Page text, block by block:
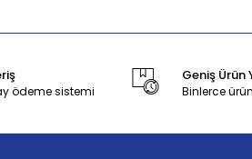
ödeme sistemi
Geniş Ürün
Binlerce